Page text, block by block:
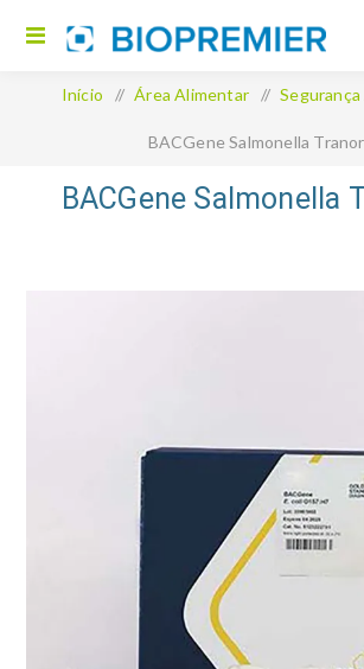
Início / Área Alimentar /
BACGene Salmonella
BACGene Salmonella